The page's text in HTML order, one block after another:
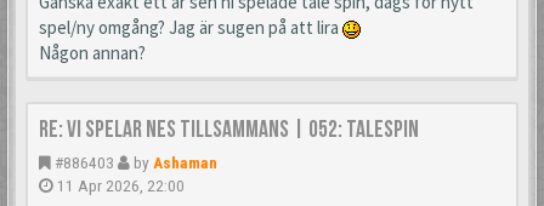
spel/ny omgång? Jag är sugen på att lira
Någon annan?
Re: Vi spelar NES tillsammans | 052: TaleSpin
#886403 by Ashaman
11 Apr 2026, 22:00